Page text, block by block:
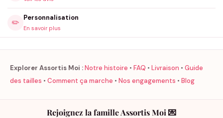
✏️
Personnalisation
En savoir plus
Explorer Assortis Moi :Notre histoire • FAQ • Livraison • Guide
des tailles • Comment ça marche • Nos engagements • Blog
Rejoignez la famille Assortis Moi 💌